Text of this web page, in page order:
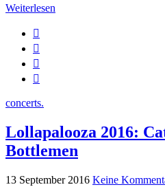
Weiterlesen
concerts.
Lollapalooza 2016:
Bottlemen
13 September 2016 Keine